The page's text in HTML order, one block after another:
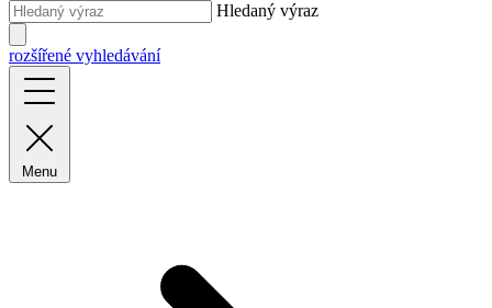
Hledaný výraz
rozšířené vyhledávání
Menu